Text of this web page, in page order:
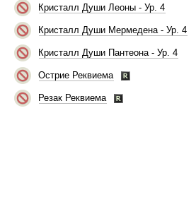
Кристалл Души Леоны - Ур. 4
Кристалл Души Мермедена - Ур. 4
Кристалл Души Пантеона - Ур. 4
Острие Реквиема
Резак Реквиема